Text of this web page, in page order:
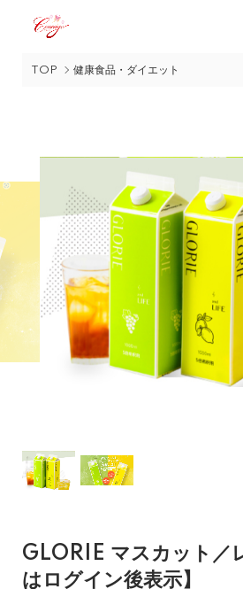
TOP 健康食品・ダイエット
GLORIE マスカット／
はログイン後表示】